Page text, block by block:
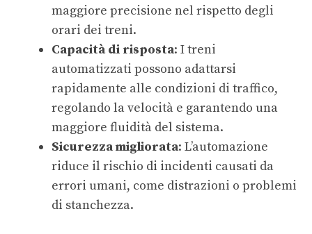
maggiore precisione nel rispetto degli
orari dei treni.
Capacità di risposta: I treni
automatizzati possono adattarsi
rapidamente alle condizioni di traffico,
regolando la velocità e garantendo una
maggiore fluidità del sistema.
Sicurezza migliorata: L’automazione
riduce il rischio di incidenti causati da
errori umani, come distrazioni o problemi
di stanchezza.